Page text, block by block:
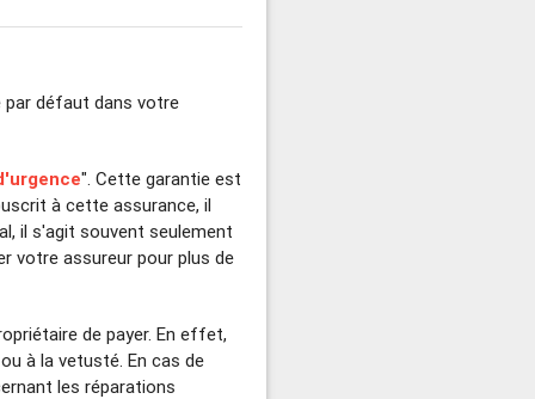
par défaut dans votre
". Cette garantie est
à cette assurance, il
il s'agit souvent seulement
votre assureur pour plus de
de payer. En effet,
à la vetusté. En cas de
les réparations